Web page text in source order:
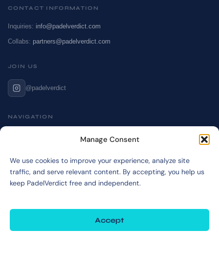
Manage Consent
We use cookies to improve your experience, analyze site
traffic, and serve relevant content. By accepting, you help us
keep PadelVerdict free and independent.
Accept
CONTACT INFORMATION
Inquiries: info@padelverdict.com
Collabs: partners@padelverdict.com
JOIN US
@padelverdict
NAVIGATION
Terms & Disclaimer
Privacy Policy
PadelVerdict participates in affiliate programs. Links marked may earn a commission